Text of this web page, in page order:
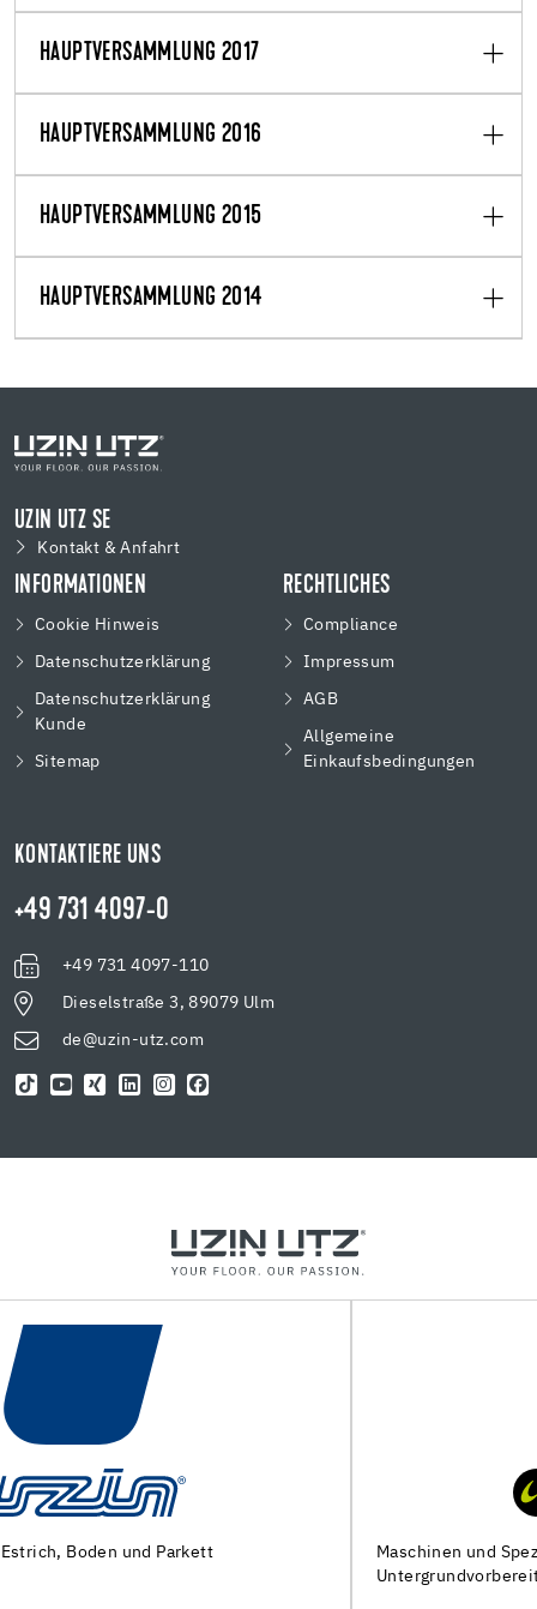
HAUPTVERSAMMLUNG 2017
HAUPTVERSAMMLUNG 2016
HAUPTVERSAMMLUNG 2015
HAUPTVERSAMMLUNG 2014
UZIN UTZ SE
Kontakt & Anfahrt
INFORMATIONEN
Cookie Hinweis
Datenschutzerklärung
Datenschutzerklärung
Kunde
Sitemap
RECHTLICHES
Compliance
Impressum
AGB
Allgemeine
Einkaufsbedingungen
KONTAKTIERE UNS
+49 731 4097-0
+49 731 4097-110
Dieselstraße 3, 89079 Ulm
de@uzin-utz.com
Maschinen und Spezialwerkzeuge zur
Untergrundvorbereitung und Verlegung von Bodenbelägen